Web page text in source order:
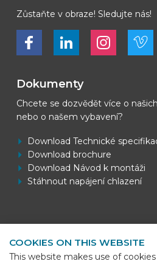
Zůstaňte v obraze! Sledujte nás!
Bekijk ons op FacebookBekijk ons op LinkedInBekijk ons op LinkedIn
Bekijk ons
Dokumenty
Chcete se dozvědět více o
nebo o našem vybavení?
Download Technické
Download brochure
Download Návod k montáži
Stáhnout napájení chlazení
BEKS Systems
COOKIES ON THIS WEBSITE
This website makes use of